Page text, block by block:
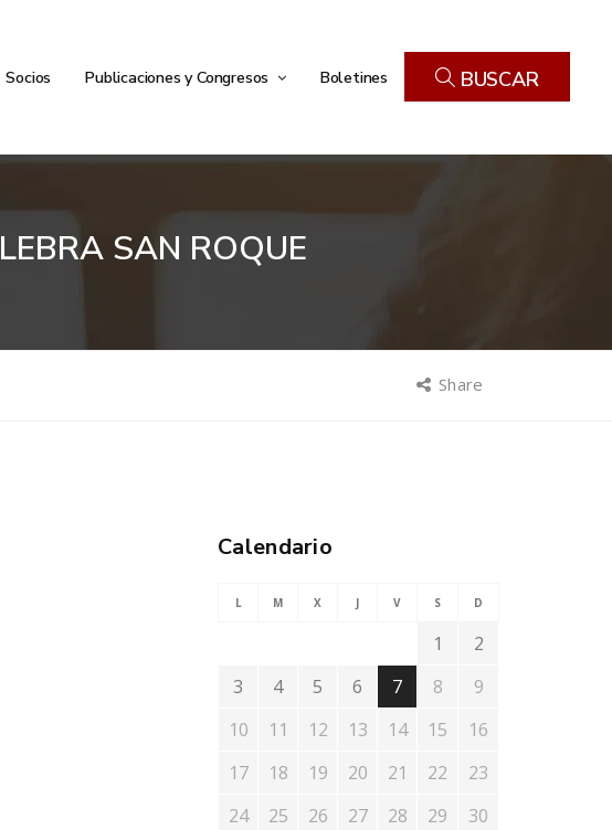
Socios Publicaciones y Congresos Boletines BUSCAR
SAN ROQUE
Share
Calendario
L M X J V S D
1
2
3
4 5 6 7 8
9
10
11 12 13 14 15
16
17
18 19 20 21 22
23
24
25 26 27 28 29
30